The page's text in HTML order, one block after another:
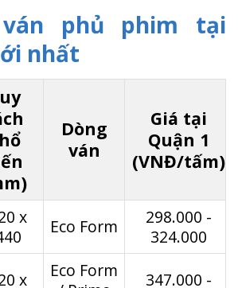
phủ phim tại
nhất
Dòng
ván
Giá tại
Quận 1
(VNĐ/tấm)
x
Eco Form
298.000 -
324.000
x
Eco Form
347.000 -